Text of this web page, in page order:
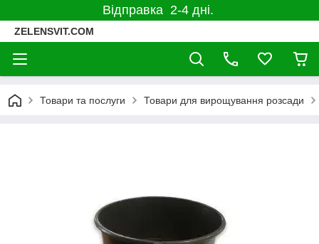
Відправка 2-4 дні.
ZELENSVIT.COM
Товари та послуги Товари для вирощування розсади